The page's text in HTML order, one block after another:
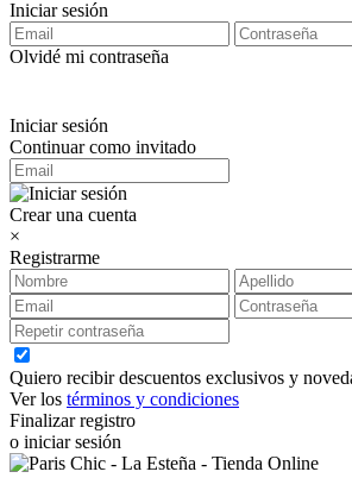
Iniciar sesión
Olvidé mi contraseña
Iniciar sesión
Continuar como invitado
Crear una cuenta
×
Registrarme
Quiero recibir descuentos exclusivos y
Ver los términos y condiciones
Finalizar registro
o iniciar sesión